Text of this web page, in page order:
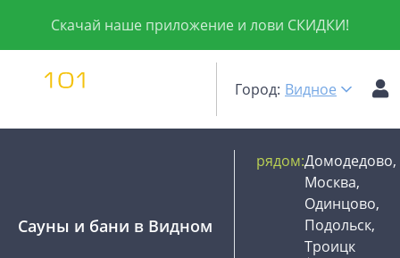
Скачай наше приложение и лови СКИДКИ!
Город: Видное
Сауны и бани в Видном
рядом:Домодедово,
Москва,
Одинцово,
Подольск,
Троицк